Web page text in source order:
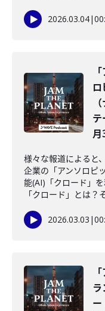
2026.03.04|
ロ
テ
月
様々な報道によると
企業の「アンソロピ
能(AI)「クロード」
「クロード」とは？
2026.03.03 |
ー